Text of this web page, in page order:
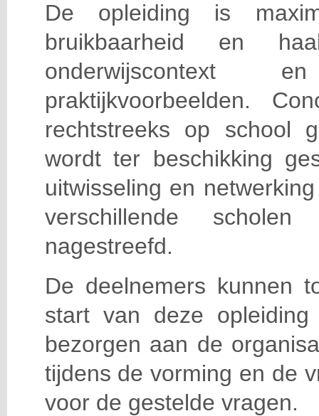
De opleiding is
bruikbaarheid en
praktijkvoorbeelden.
rechtstreeks op school
wordt ter beschikking
uitwisseling en
verschillende scholen
nagestreefd.
De deelnemers kunnen
start van deze
bezorgen aan de
tijdens de vorming en de
voor de gestelde vragen.